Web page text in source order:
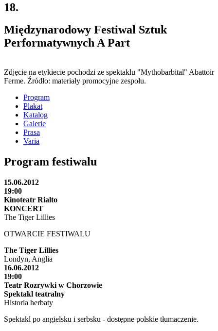
18.
Międzynarodowy Festiwal Sztuk
Performatywnych A Part
Zdjęcie na etykiecie pochodzi ze spektaklu "Mythobarbital" Abattoir
Ferme. Źródło: materiały promocyjne zespołu.
Program
Plakat
Katalog
Galerie
Prasa
Varia
Program festiwalu
15.06.2012
19:00
Kinoteatr Rialto
KONCERT
The Tiger Lillies
OTWARCIE FESTIWALU
The Tiger Lillies
Londyn, Anglia
16.06.2012
19:00
Teatr Rozrywki w Chorzowie
Spektakl teatralny
Historia herbaty
Spektakl po angielsku i serbsku - dostępne polskie tłumaczenie.